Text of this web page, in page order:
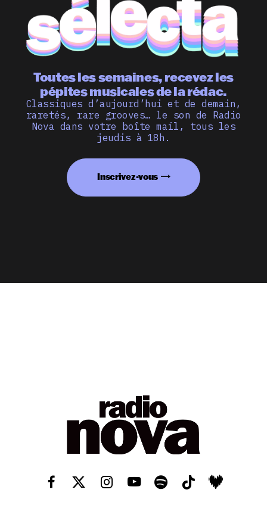
Toutes les semaines, recevez les
pépites musicales de la rédac.
Classiques d’aujourd’hui et de demain,
raretés, rare grooves… le son de Radio
Nova dans votre boîte mail, tous les
jeudis à 18h.
Inscrivez-vous